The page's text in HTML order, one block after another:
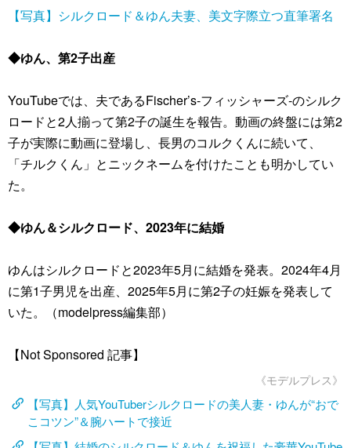
【写真】シルクロード＆ゆん夫妻、美文字際立つ直筆署名
◆ゆん、第2子出産
YouTubeでは、夫であるFischer’s-フィッシャーズ-のシルク
ロードと2人揃って第2子の誕生を報告。動画の終盤には第2
子が実際に動画に登場し、長男のコルクくんに続いて、
「チルクくん」とニックネームを付けたことも明かしてい
た。
◆ゆん＆シルクロード、2023年に結婚
ゆんはシルクロードと2023年5月に結婚を発表。2024年4月
に第1子男児を出産、2025年5月に第2子の妊娠を発表して
いた。（modelpress編集部）
【Not Sponsored 記事】
《モデルプレス》
【写真】人気YouTuberシルクロードの美人妻・ゆんが“おで
こコツン”＆腕ハートで接近